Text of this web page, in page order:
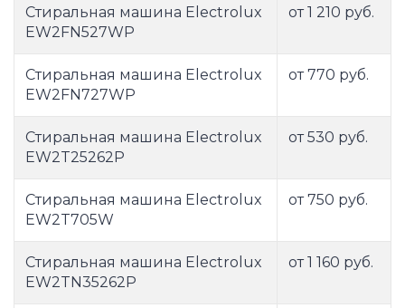
Стиральная машина Electrolux
EW2FN527WP
от 1 210 руб.
Стиральная машина Electrolux
EW2FN727WP
от 770 руб.
Стиральная машина Electrolux
EW2T25262P
от 530 руб.
Стиральная машина Electrolux
EW2T705W
от 750 руб.
Стиральная машина Electrolux
EW2TN35262P
от 1 160 руб.